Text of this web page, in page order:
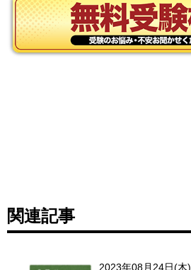
関連記事
2023年08月24日(木)